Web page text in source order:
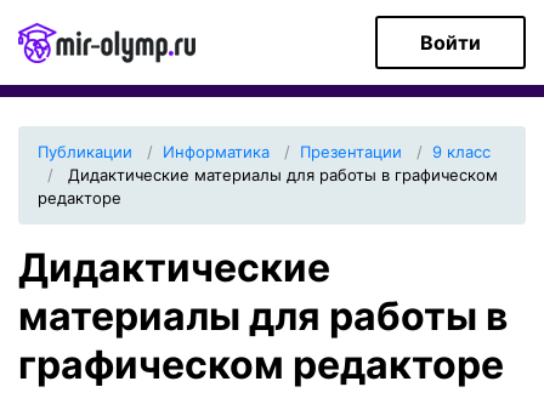
Войти
Публикации Информатика Презентации
9 класс
Дидактические материалы для работы в графическом
редакторе
Дидактические
материалы для работы в
графическом редакторе